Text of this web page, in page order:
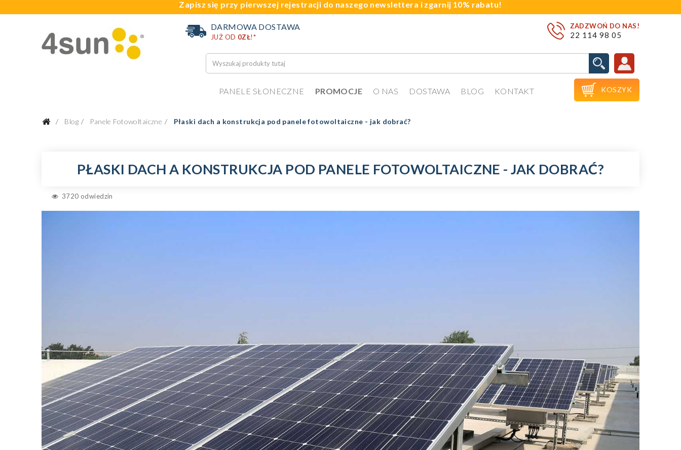
Zapisz się przy pierwszej rejestracji do naszego newslettera i zgarnij 10% rabatu!
ZADZWOŃ DO NAS!
22 114 98 05
DARMOWA DOSTAWA
JUŻ OD 0ZŁ!*
PANELE SŁONECZNE PROMOCJE O NAS DOSTAWA BLOG KONTAKT  KOSZYK
Blog Panele Fotowoltaiczne Płaski dach a konstrukcja pod panele fotowoltaiczne - jak dobrać?
PŁASKI DACH A KONSTRUKCJA POD PANELE FOTOWOLTAICZNE - JAK DOBRAĆ?
3720 odwiedzin